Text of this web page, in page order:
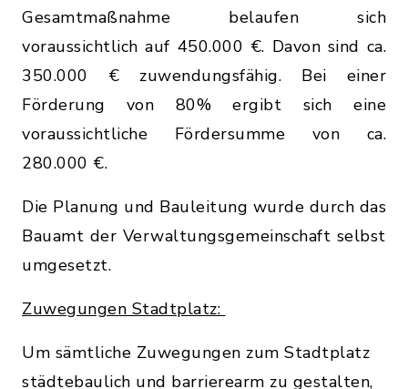
Gesamtmaßnahme belaufen sich
voraussichtlich auf 450.000 €. Davon sind ca.
350.000 € zuwendungsfähig. Bei einer
Förderung von 80% ergibt sich eine
voraussichtliche Fördersumme von ca.
280.000 €.
Die Planung und Bauleitung wurde durch das
Bauamt der Verwaltungsgemeinschaft selbst
umgesetzt.
Zuwegungen Stadtplatz:
Um sämtliche Zuwegungen zum Stadtplatz
städtebaulich und barrierearm zu gestalten,